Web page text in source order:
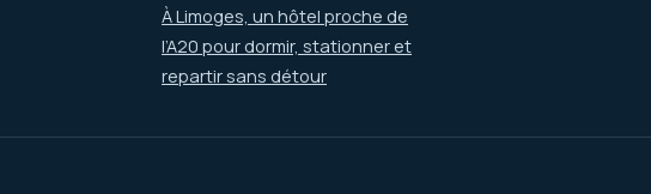
À Limoges, un hôtel proche de
l’A20 pour dormir, stationner et
repartir sans détour